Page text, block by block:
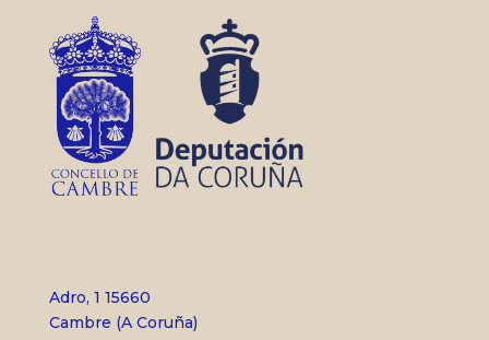
Adro, 1 15660
Cambre (A Coruña)